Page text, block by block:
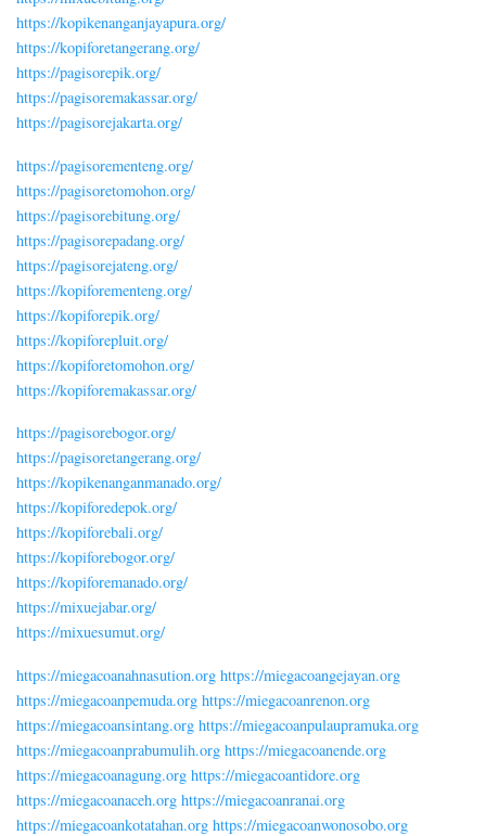
https://kopikenanganjayapura.org/
https://kopiforetangerang.org/
https://pagisorepik.org/
https://pagisoremakassar.org/
https://pagisorejakarta.org/
https://pagisorementeng.org/
https://pagisoretomohon.org/
https://pagisorebitung.org/
https://pagisorepadang.org/
https://pagisorejateng.org/
https://kopiforementeng.org/
https://kopiforepik.org/
https://kopiforepluit.org/
https://kopiforetomohon.org/
https://kopiforemakassar.org/
https://pagisorebogor.org/
https://pagisoretangerang.org/
https://kopikenanganmanado.org/
https://kopiforedepok.org/
https://kopiforebali.org/
https://kopiforebogor.org/
https://kopiforemanado.org/
https://mixuejabar.org/
https://mixuesumut.org/
https://miegacoanahnasution.org https://miegacoangejayan.org
https://miegacoanpemuda.org https://miegacoanrenon.org
https://miegacoansintang.org https://miegacoanpulaupramuka.org
https://miegacoanprabumulih.org https://miegacoanende.org
https://miegacoanagung.org https://miegacoantidore.org
https://miegacoanaceh.org https://miegacoanranai.org
https://miegacoankotatahan.org https://miegacoanwonosobo.org